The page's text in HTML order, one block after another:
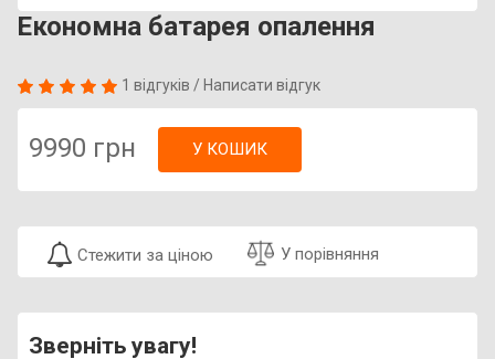
Економна батарея опалення
1 відгуків / Написати відгук
9990 грн У КОШИК
Стежити за ціною У порівняння
Зверніть увагу!